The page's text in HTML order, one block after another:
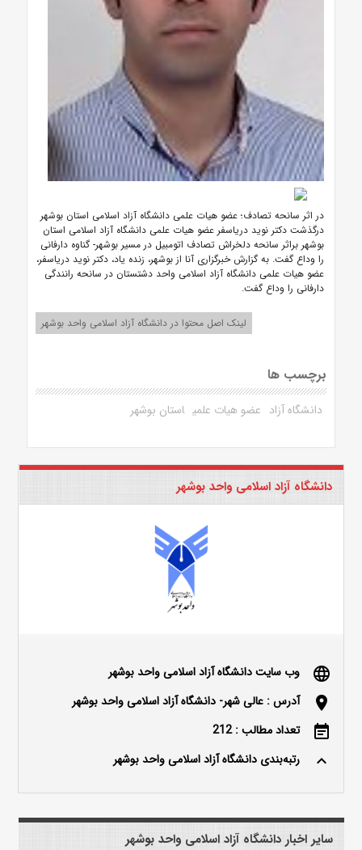
در اثر سانحه تصادف؛ عضو هیات علمی دانشگاه آزاد اسلامی استان بوشهر
درگذشت دکتر نوید دریاسفر عضو هیات علمی دانشگاه آزاد اسلامی استان
بوشهر براثر سانحه دلخراش تصادف اتومبیل در مسیر بوشهر- گناوه دارفانی
را وداع گفت. به گزارش خبرگزاری آنا از بوشهر، زنده یاد، دکتر نوید دریاسفر،
عضو هیات علمی دانشگاه آزاد اسلامی واحد دشتستان در سانحه رانندگی
دارفانی را وداع گفت.
لینک اصل محتوا در دانشگاه آزاد اسلامی واحد بوشهر
برچسب ها
دانشگاه آزاد عضو هیات علمی استان بوشهر
دانشگاه آزاد اسلامی واحد بوشهر
language وب سایت دانشگاه آزاد اسلامی واحد بوشهر
location_on آدرس : عالی شهر- دانشگاه آزاد اسلامی واحد بوشهر
event_note تعداد مطالب : 212
keyboard_arrow_up رتبه‌بندی دانشگاه آزاد اسلامی واحد بوشهر
سایر اخبار دانشگاه آزاد اسلامی واحد بوشهر